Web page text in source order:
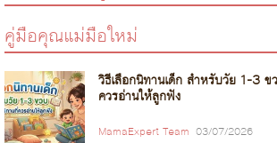
คู่มือคุณแม่มือใหม่
วิธีเลือกนิทานเด็ก สำหรับวัย 1-3
ควรอ่านให้ลูกฟัง
MamaExpert Team 03/07/2026